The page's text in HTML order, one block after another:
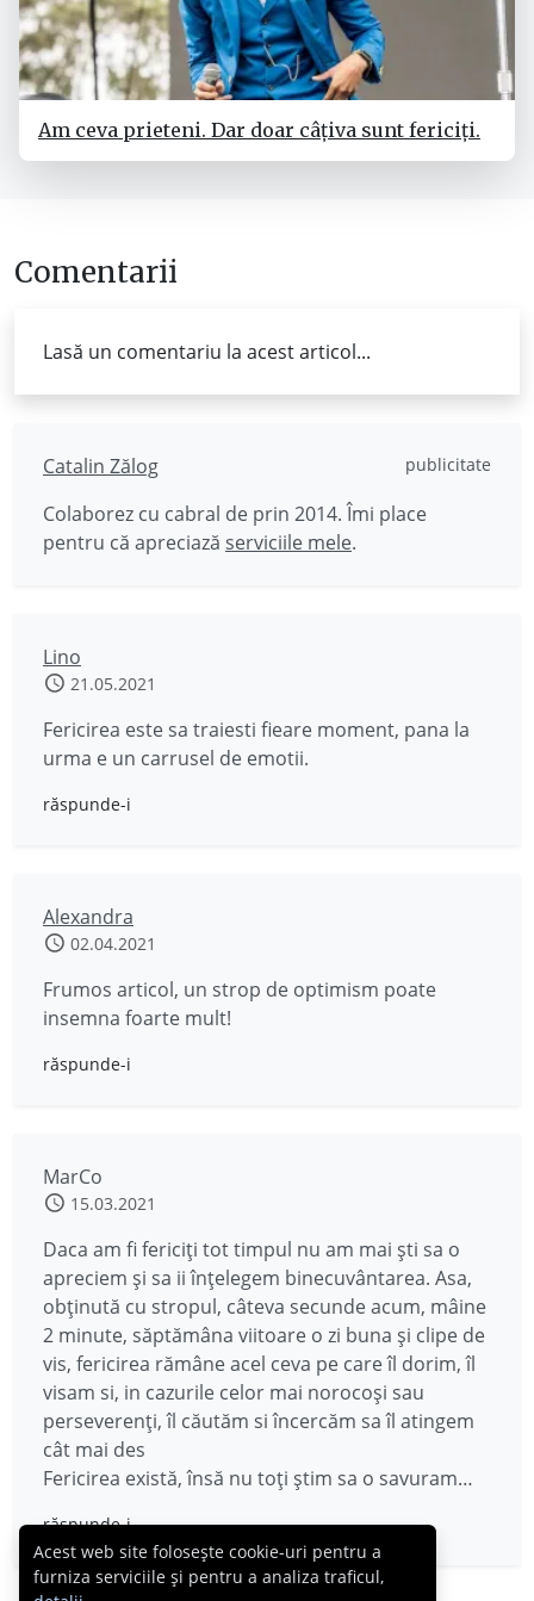
Am ceva prieteni. Dar doar câțiva sunt fericiți.
Comentarii
Lasă un comentariu la acest articol...
Catalin Zălog publicitate
Colaborez cu cabral de prin 2014. Îmi place
pentru că apreciază serviciile mele.
Lino
21.05.2021
Fericirea este sa traiesti fieare moment, pana la
urma e un carrusel de emotii.
răspunde-i
Alexandra
02.04.2021
Frumos articol, un strop de optimism poate
insemna foarte mult!
răspunde-i
MarCo
15.03.2021
Daca am fi fericiți tot timpul nu am mai ști sa o
apreciem și sa ii înțelegem binecuvântarea. Asa,
obținută cu stropul, câteva secunde acum, mâine
2 minute, săptămâna viitoare o zi buna și clipe de
vis, fericirea rămâne acel ceva pe care îl dorim, îl
visam si, in cazurile celor mai norocoși sau
perseverenți, îl căutăm si încercăm sa îl atingem
cât mai des
Fericirea există, însă nu toți știm sa o savuram…
răspunde-i
Acest web site folosește cookie-uri pentru a
furniza serviciile și pentru a analiza traficul,